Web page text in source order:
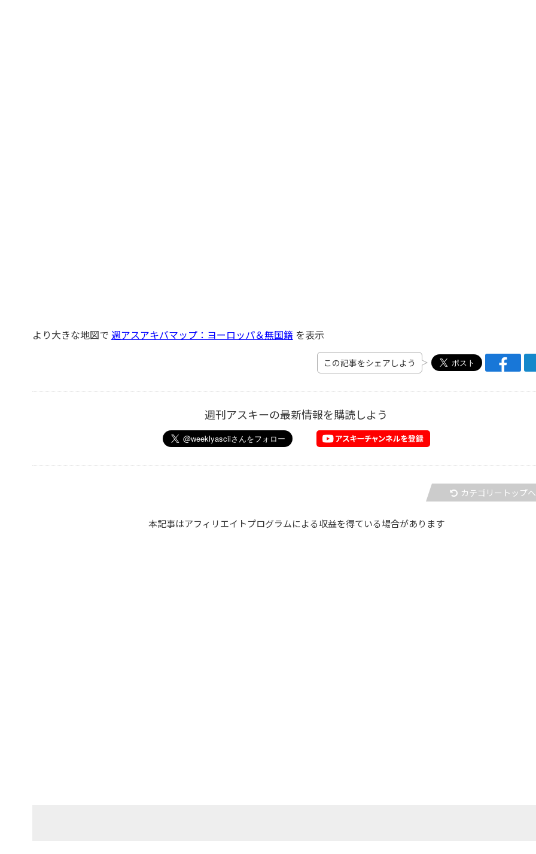
より大きな地図で 週アスアキバマップ：ヨーロッパ＆無国籍 を表示
この記事をシェアしよう
週刊アスキーの最新情報を購読しよう
カテゴリートップへ
本記事はアフィリエイトプログラムによる収益を得ている場合があります